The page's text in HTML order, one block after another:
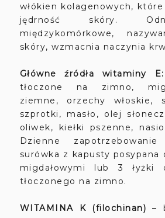
włókien kolagenowych,
jędrność skóry.
międzykomórkowe,
skóry, wzmacnia naczynia
Główne źródła witaminy E:
tłoczone na zimno,
ziemne, orzechy włoskie,
szprotki, masło, olej
oliwek, kiełki pszenne,
Dzienne
surówka z kapusty posypana
migdałowymi lub 3 łyżki
tłoczonego na zimno.
WITAMINA K (filochinan) –